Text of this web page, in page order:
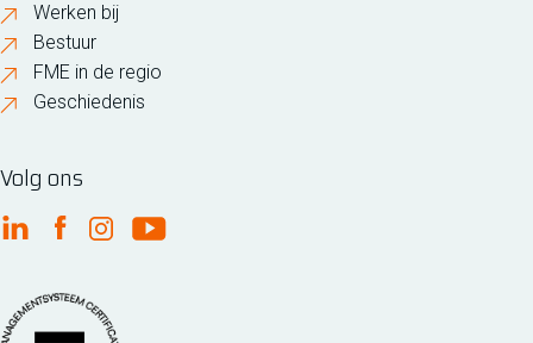
Werken bij
Bestuur
FME in de regio
Geschiedenis
Volg ons
FME Linkedin
FME Facebook
FME Instagram
FME Youtube